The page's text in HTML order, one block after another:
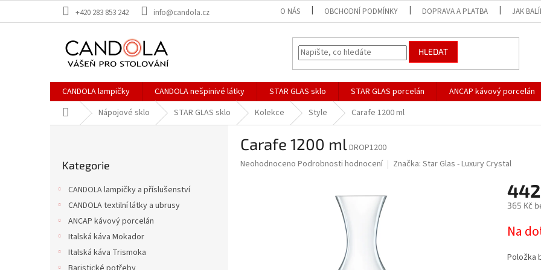
+420 283 853 242 info@candola.cz O NÁS OBCHODNÍ PODMÍNKY DOPRAVA A PLATBA JAK
HLEDAT
CANDOLA lampičky CANDOLA nešpinivé látky STAR GLAS sklo STAR GLAS porcelán ANCAP kávový porcelán
Domů Nápojové sklo STAR GLAS sklo Kolekce Style Carafe 1200 ml
kategorie
Kategorie
CANDOLA lampičky a příslušenství
CANDOLA textilní látky a ubrusy
ANCAP kávový porcelán
Italská káva Mokador
Italská káva Trismoka
Carafe 1200 mlDROP1200
Průměrné
Neohodnoceno Podrobnosti hodnocení Značka: Star Glas - Luxury Crystal
365 Kč
cena:
Na
Položka